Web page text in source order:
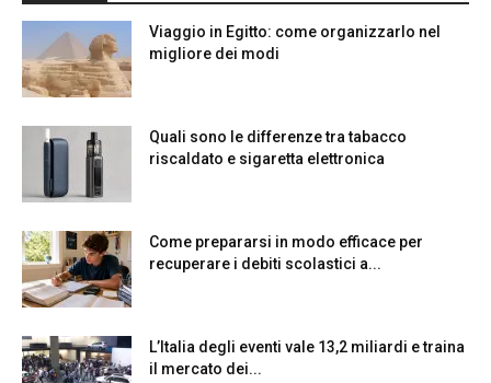
Viaggio in Egitto: come organizzarlo nel
migliore dei modi
Quali sono le differenze tra tabacco
riscaldato e sigaretta elettronica
Come prepararsi in modo efficace per
recuperare i debiti scolastici a...
L’Italia degli eventi vale 13,2 miliardi e traina
il mercato dei...